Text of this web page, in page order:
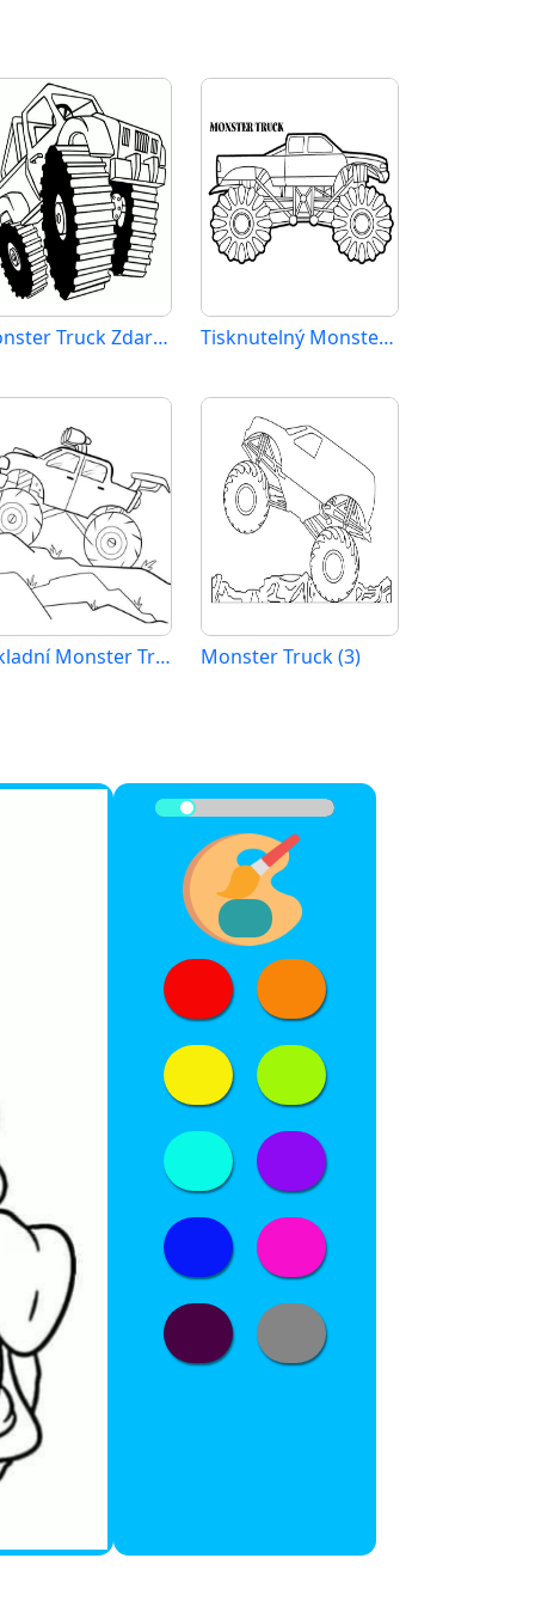
Monster Truck Zdarma Tisknutelný Tisknutelný Monster Truck Obrázek pro Děti
Základní Monster Truck Monster Truck (3)